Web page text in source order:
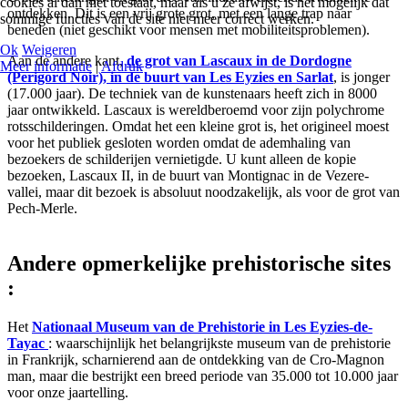
ontdekken. Dit is een vrij grote grot, met een lange trap naar
beneden (niet geschikt voor mensen met mobiliteitsproblemen).
Aan de andere kant,de grot van Lascaux in de Dordogne
(Perigord Noir), in de buurt van Les Eyzies en Sarlat, is jonger
(17.000 jaar). De techniek van de kunstenaars heeft zich in 8000
jaar ontwikkeld. Lascaux is wereldberoemd voor zijn polychrome
rotsschilderingen. Omdat het een kleine grot is, het origineel moest
voor het publiek gesloten worden omdat de ademhaling van
bezoekers de schilderijen vernietigde. U kunt alleen de kopie
bezoeken, Lascaux II, in de buurt van Montignac in de Vezere-
vallei, maar dit bezoek is absoluut noodzakelijk, als voor de grot van
Pech-Merle.
Andere opmerkelijke prehistorische sites
:
Het Nationaal Museum van de Prehistorie in Les Eyzies-de-
Tayac : waarschijnlijk het belangrijkste museum van de prehistorie
in Frankrijk, scharnierend aan de ontdekking van de Cro-Magnon
man, maar die bestrijkt een breed periode van 35.000 tot 10.000 jaar
voor onze jaartelling.
sommige functies van de site niet meer correct werken.
Ok Weigeren
Meer informatie|Afdruk